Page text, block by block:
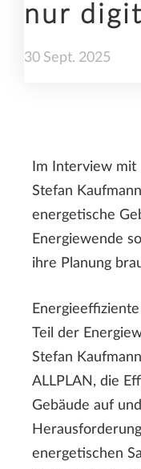
nur
30 Sept. 2025
Im Interview
Stefan
energetische
Energiewende
ihre Planung
Teil der
Stefan
ALLPLAN, die
Gebäude auf
energetischen